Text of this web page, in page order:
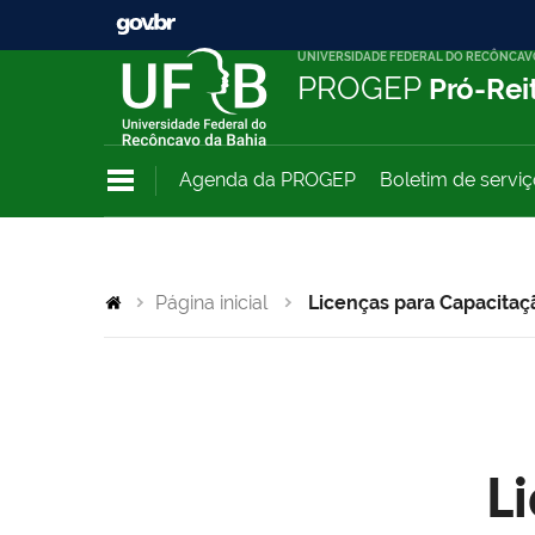
UNIVERSIDADE FEDERAL DO
PROGEP Pró-
Agenda da PROGEP Boletim de
Página inicial Licenças para